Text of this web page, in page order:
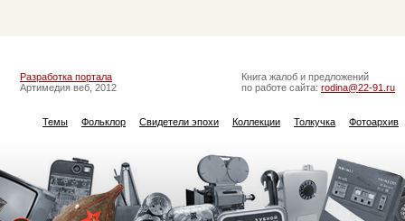
Разработка портала
Артимедия веб, 2012
Книга жалоб и предложений
по работе сайта: rodina@22-91.ru
Темы Фольклор Свидетели эпохи Коллекции Толкучка Фотоархив